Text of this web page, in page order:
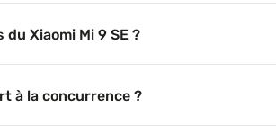
Xiaomi Mi 9 SE ?
à la concurrence ?